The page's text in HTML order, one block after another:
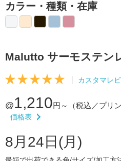
カラー・種類・在庫
Malutto サーモステン
カスタマレ
@1,210円～ （税込／プリ
価格表
8月24日(月)